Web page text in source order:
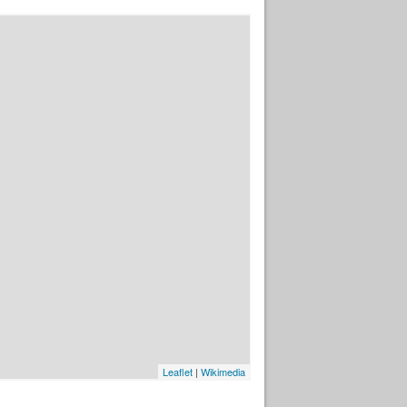
Leaflet | Wikimedia